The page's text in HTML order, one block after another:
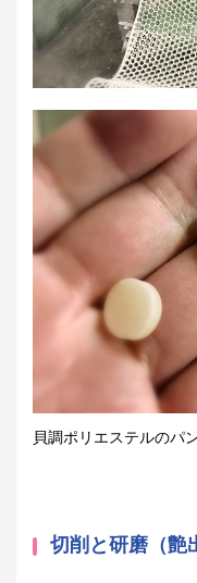
貝調ポリエステルのパ
切削と研磨（艶